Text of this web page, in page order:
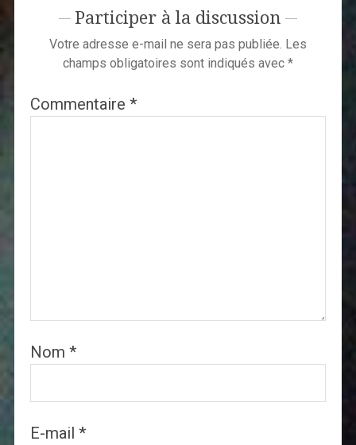
Participer à la discussion
Votre adresse e-mail ne sera pas publiée. Les
champs obligatoires sont indiqués avec *
Commentaire *
Nom *
E-mail *